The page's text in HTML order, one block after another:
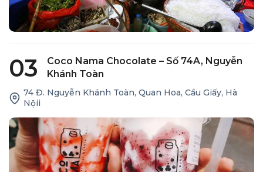
03
Coco Nama Chocolate – Số 74A, Nguyễn
Khánh Toàn
74 Đ. Nguyễn Khánh Toàn, Quan Hoa, Cầu Giấy, Hà
Nộii